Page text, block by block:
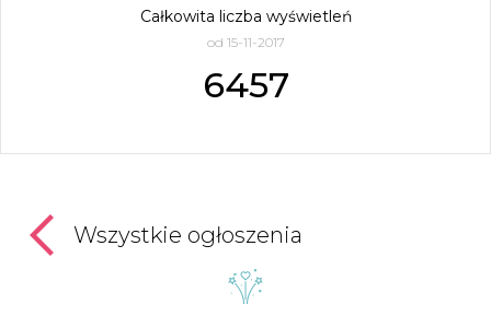
Całkowita liczba wyświetleń
od 15-11-2017
6457
Wszystkie ogłoszenia